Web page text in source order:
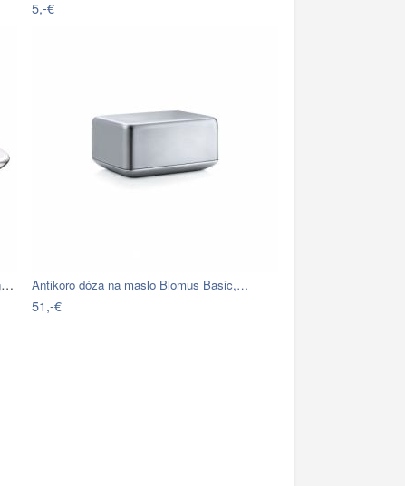
5,-€
Nádobka na maslo WMF Cromargan® Brunch,… Antikoro dóza na maslo Blomus Basic,…
51,-€